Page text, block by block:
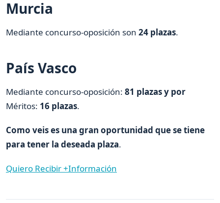
Murcia
Mediante concurso-oposición son 24 plazas.
País Vasco
Mediante concurso-oposición: 81 plazas y por
Méritos: 16 plazas.
Como veis es una gran oportunidad que se tiene
para tener la deseada plaza.
Quiero Recibir +Información